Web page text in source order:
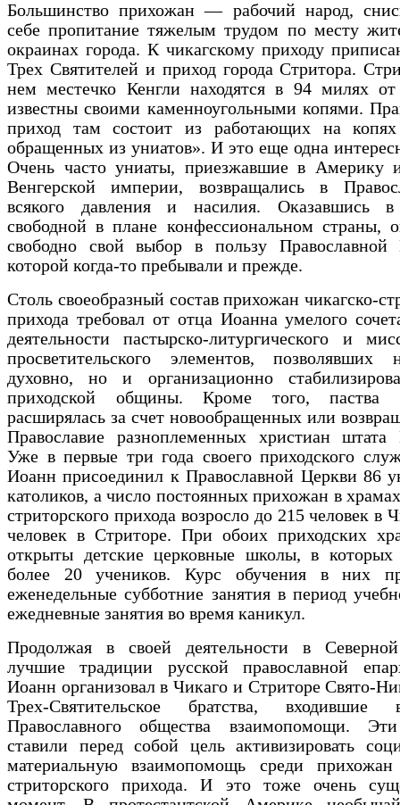
Большинство прихожан — рабочий народ,
себе пропитание тяжелым трудом по месту
окраинах города. К чикагскому приходу
Трех Святителей и приход города Стритора.
нем местечко Кенгли находятся в 94 милях
известны своими каменноугольными копями.
приход там состоит из работающих на копях
обращенных из униатов». И это еще одна
Очень часто униаты, приезжавшие в Америку
Венгерской империи, возвращались в
всякого давления и насилия. Оказавшись в
свободной в плане конфессиональном страны,
свободно свой выбор в пользу Православной
которой когда-то пребывали и прежде.
Столь своеобразный состав прихожан чикагско-
прихода требовал от отца Иоанна умелого
деятельности пастырско-литургического и
просветительского элементов, позволявших
духовно, но и организационно
приходской общины. Кроме того, паства
расширялась за счет новообращенных или
Православие разноплеменных христиан штата
Уже в первые три года своего приходского
Иоанн присоединил к Православной Церкви 86
католиков, а число постоянных прихожан в
стриторского прихода возросло до 215 человек в
человек в Стриторе. При обоих приходских
открыты детские церковные школы, в которых
более 20 учеников. Курс обучения в них
еженедельные субботние занятия в период
ежедневные занятия во время каникул.
Продолжая в своей деятельности в
лучшие традиции русской православной
Иоанн организовал в Чикаго и Стриторе Свято-
Трех-Святительское братства, входившие
Православного общества взаимопомощи. Эти
ставили перед собой цель активизировать
материальную взаимопомощь среди прихожан
стриторского прихода. И это тоже очень